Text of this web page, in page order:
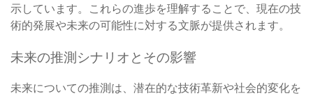
示しています。これらの進歩を理解することで、現在の技
術的発展や未来の可能性に対する文脈が提供されます。
未来の推測シナリオとその影響
未来についての推測は、潜在的な技術革新や社会的変化を